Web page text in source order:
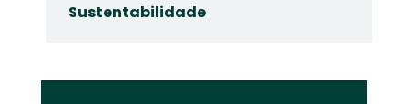
Sustentabilidade